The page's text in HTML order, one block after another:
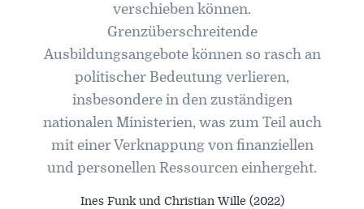
verschieben können.
Grenzüberschreitende
Ausbildungsangebote können so rasch an
politischer Bedeutung verlieren,
insbesondere in den zuständigen
nationalen Ministerien, was zum Teil auch
mit einer Verknappung von finanziellen
und personellen Ressourcen einhergeht.
Ines Funk und Christian Wille (2022)